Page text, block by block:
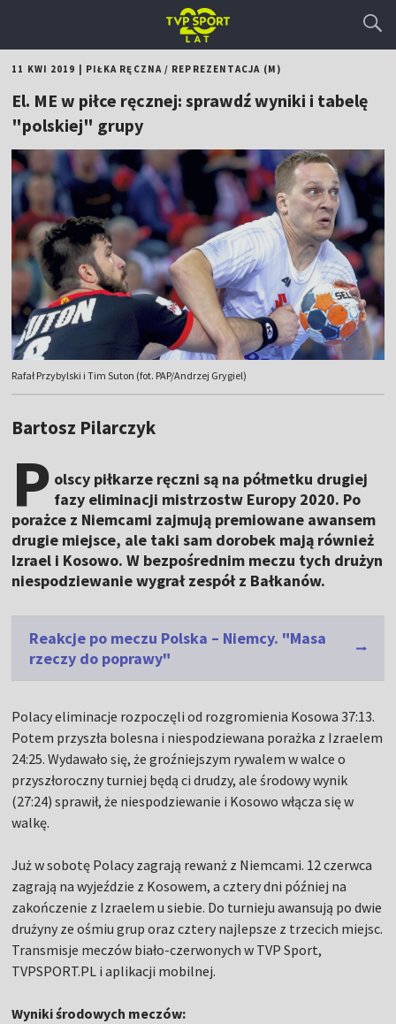
11 KWI 2019 PIŁKA RĘCZNA/ REPREZENTACJA (M)
El. ME w piłce ręcznej: sprawdź wyniki i tabelę
"polskiej" grupy
Rafał Przybylski i Tim Suton (fot. PAP/Andrzej Grygiel)
Bartosz Pilarczyk
P olscy piłkarze ręczni są na półmetku drugiej
fazy eliminacji mistrzostw Europy 2020. Po
porażce z Niemcami zajmują premiowane awansem
drugie miejsce, ale taki sam dorobek mają również
Izrael i Kosowo. W bezpośrednim meczu tych drużyn
niespodziewanie wygrał zespół z Bałkanów.
Reakcje po meczu Polska – Niemcy. "Masa
rzeczy do poprawy"
Polacy eliminacje rozpoczęli od rozgromienia Kosowa 37:13.
Potem przyszła bolesna i niespodziewana porażka z Izraelem
24:25. Wydawało się, że groźniejszym rywalem w walce o
przyszłoroczny turniej będą ci drudzy, ale środowy wynik
(27:24) sprawił, że niespodziewanie i Kosowo włącza się w
walkę.
Już w sobotę Polacy zagrają rewanż z Niemcami. 12 czerwca
zagrają na wyjeździe z Kosowem, a cztery dni później na
zakończenie z Izraelem u siebie. Do turnieju awansują po dwie
drużyny ze ośmiu grup oraz cztery najlepsze z trzecich miejsc.
Transmisje meczów biało-czerwonych w TVP Sport,
TVPSPORT.PL i aplikacji mobilnej.
Wyniki środowych meczów: